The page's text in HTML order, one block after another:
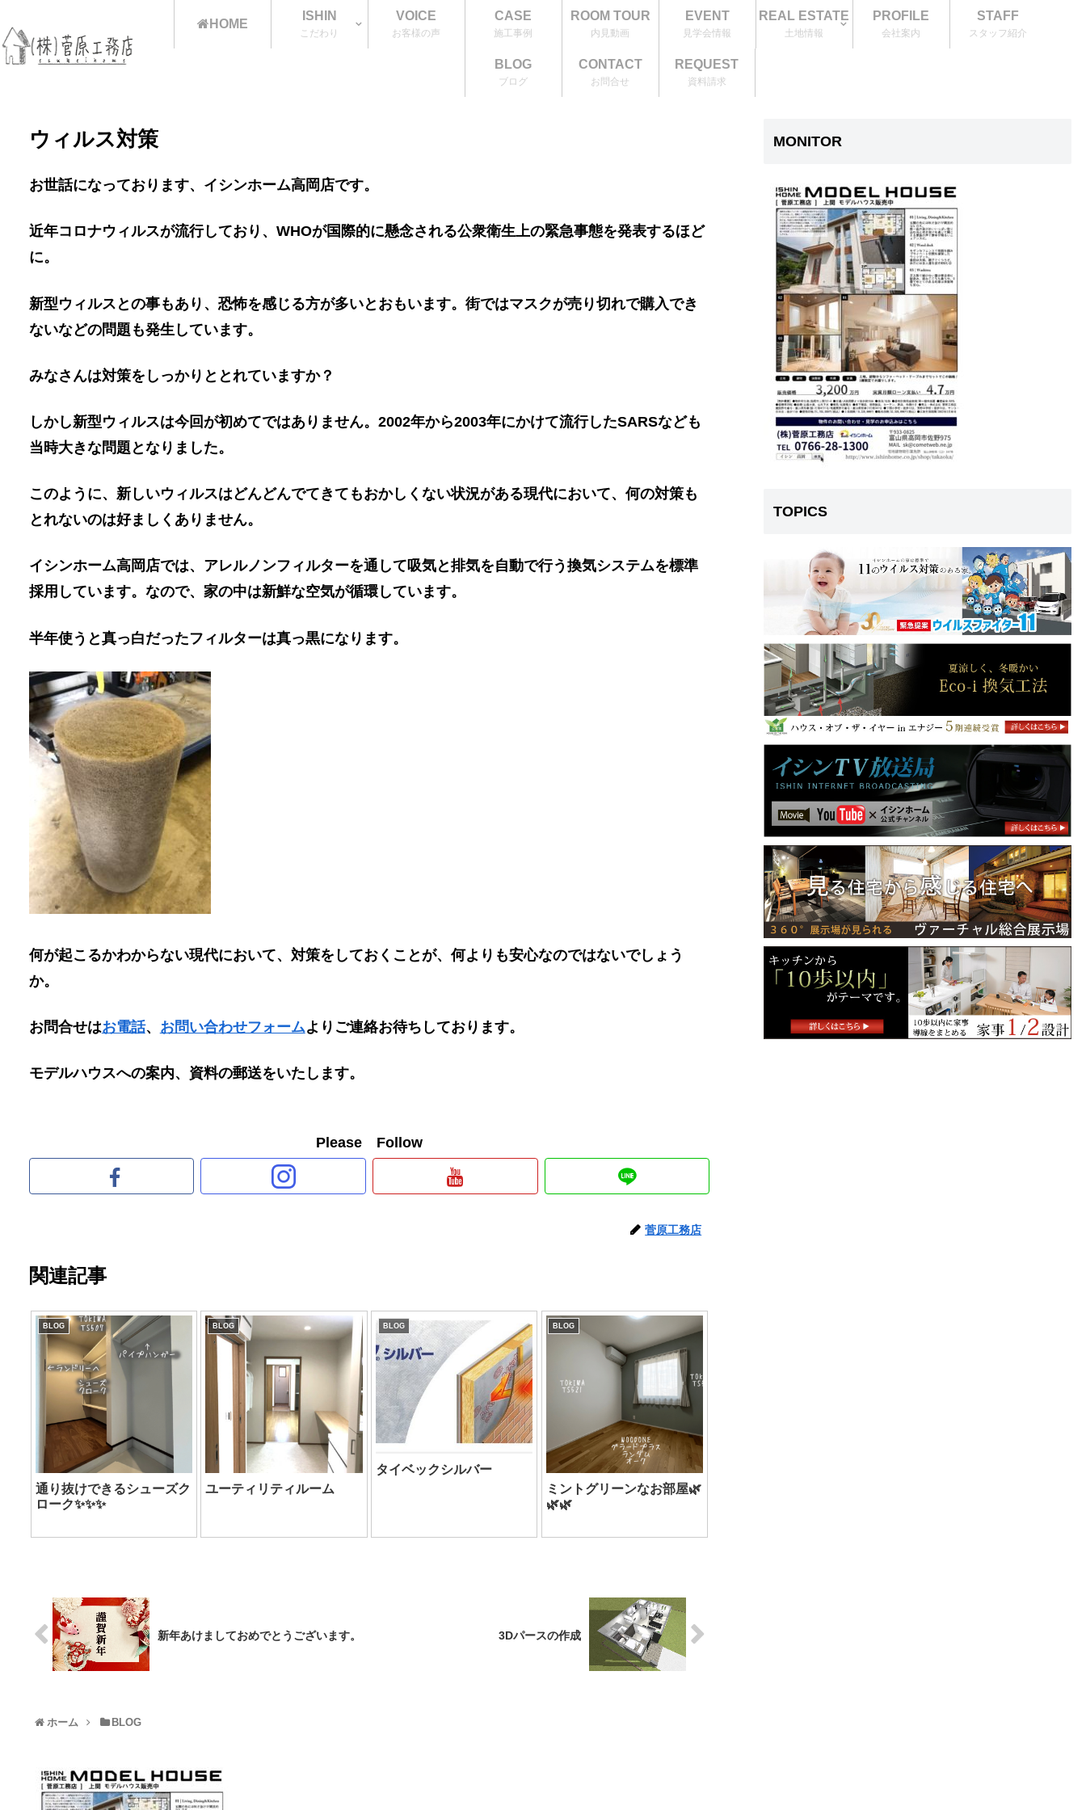
HOME
ISHIN
こだわり
VOICE
お客様の声
CASE
施工事例
ROOM TOUR
内見動画
EVENT
見学会情報
REAL ESTATE
土地情報
PROFILE
会社案内
STAFF
スタッフ紹介
BLOG
ブログ
CONTACT
お問合せ
REQUEST
資料請求
ウィルス対策
お世話になっております、イシンホーム高岡店です。
近年コロナウィルスが流行しており、WHOが国際的に懸念される公衆衛生上の緊急事態を発表するほど
に。
新型ウィルスとの事もあり、恐怖を感じる方が多いとおもいます。街ではマスクが売り切れで購入でき
ないなどの問題も発生しています。
みなさんは対策をしっかりととれていますか？
しかし新型ウィルスは今回が初めてではありません。2002年から2003年にかけて流行したSARSなども
当時大きな問題となりました。
このように、新しいウィルスはどんどんでてきてもおかしくない状況がある現代において、何の対策も
とれないのは好ましくありません。
イシンホーム高岡店では、アレルノンフィルターを通して吸気と排気を自動で行う換気システムを標準
採用しています。なので、家の中は新鮮な空気が循環しています。
半年使うと真っ白だったフィルターは真っ黒になります。
何が起こるかわからない現代において、対策をしておくことが、何よりも安心なのではないでしょう
か。
お問合せはお電話、 お問い合わせフォームよりご連絡お待ちしております。
モデルハウスへの案内、資料の郵送をいたします。
Please Follow
菅原工務店
関連記事
BLOG
通り抜けできるシューズク
ローク✨✨✨
BLOG
ユーティリティルーム
BLOG
タイベックシルバー
BLOG
ミントグリーンなお部屋🌿
🌿🌿
新年あけましておめでとうございます。 3Dパースの作成
ホーム BLOG
MONITOR
TOPICS